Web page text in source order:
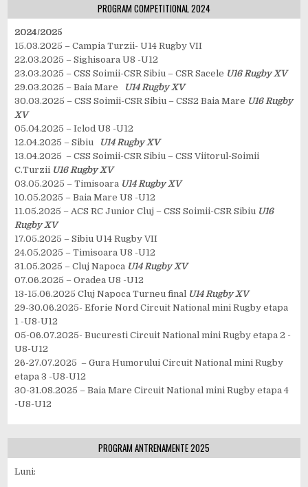
PROGRAM COMPETITIONAL 2024
2024/2025
15.03.2025 – Campia Turzii- U14 Rugby VII
22.03.2025 – Sighisoara U8 -U12
23.03.2025 – CSS Soimii-CSR Sibiu – CSR Sacele U16 Rugby XV
29.03.2025 – Baia Mare
U14 Rugby XV
30.03.2025 – CSS Soimii-CSR Sibiu – CSS2 Baia Mare U16 Rugby
XV
05.04.2025 – Iclod U8 -U12
12.04.2025 – Sibiu
U14 Rugby XV
13.04.2025 – CSS Soimii-CSR Sibiu – CSS Viitorul-Soimii
C.Turzii U16 Rugby XV
03.05.2025 – Timisoara U14 Rugby XV
10.05.2025 – Baia Mare U8 -U12
11.05.2025 – ACS RC Junior Cluj – CSS Soimii-CSR Sibiu U16
Rugby XV
17.05.2025 – Sibiu U14 Rugby VII
24.05.2025 – Timisoara U8 -U12
31.05.2025 – Cluj Napoca U14 Rugby XV
07.06.2025 – Oradea U8 -U12
13-15.06.2025 Cluj Napoca Turneu final U14 Rugby XV
29-30.06.2025- Eforie Nord Circuit National mini Rugby etapa
1 -U8-U12
05-06.07.2025- Bucuresti Circuit National mini Rugby etapa 2 -
U8-U12
26-27.07.2025 – Gura Humorului Circuit National mini Rugby
etapa 3 -U8-U12
30-31.08.2025 – Baia Mare Circuit National mini Rugby etapa 4
-U8-U12
PROGRAM ANTRENAMENTE 2025
Luni: